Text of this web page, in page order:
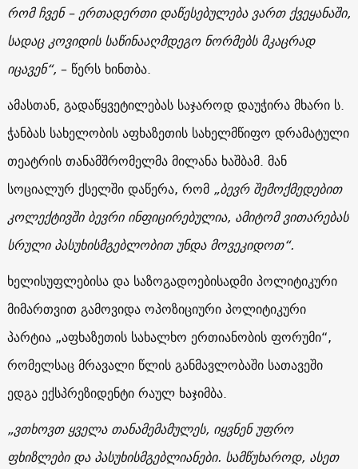
რომ ჩვენ – ერთადერთი დაწესებულება ვართ ქვეყანაში,
სადაც კოვიდის საწინააღმდეგო ნორმებს მკაცრად
იცავენ“, – წერს ხინთბა.
ამასთან, გადაწყვეტილებას საჯაროდ დაუჭირა მხარი ს.
ჭანბას სახელობის აფხაზეთის სახელმწიფო დრამატული
თეატრის თანამშრომელმა მილანა ხაშბამ. მან
სოციალურ ქსელში დაწერა, რომ „ბევრ შემოქმედებით
კოლექტივში ბევრი ინფიცირებულია, ამიტომ ვითარებას
სრული პასუხისმგებლობით უნდა მოვეკიდოთ“.
ხელისუფლებისა და საზოგადოებისადმი პოლიტიკური
მიმართვით გამოვიდა ოპოზიციური პოლიტიკური
პარტია „აფხაზეთის სახალხო ერთიანობის ფორუმი“,
რომელსაც მრავალი წლის განმავლობაში სათავეში
ედგა ექსპრეზიდენტი რაულ ხაჯიმბა.
„ვთხოვთ ყველა თანამემამულეს, იყვნენ უფრო
ფხიზლები და პასუხისმგებლიანები. სამწუხაროდ, ასეთ